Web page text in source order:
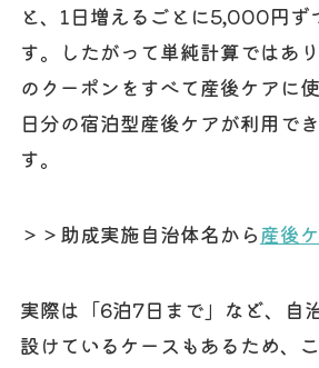
と、1日増えるごとに5,000円ず
す。したがって単純計算ではあ
のクーポンをすべて産後ケアに
日分の宿泊型産後ケアが利用で
す。
＞＞助成実施自治体名から産後
実際は「6泊7日まで」など、自
設けているケースもあるため、